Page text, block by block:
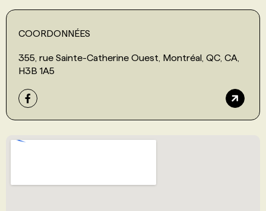
COORDONNÉES
355, rue Sainte-Catherine Ouest, Montréal, QC, CA,
H3B 1A5